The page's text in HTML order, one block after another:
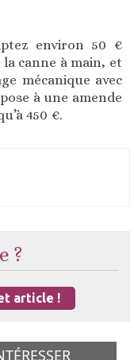
environ 50 €
canne à main, et
mécanique avec
à une amende
450 €.
?
article !